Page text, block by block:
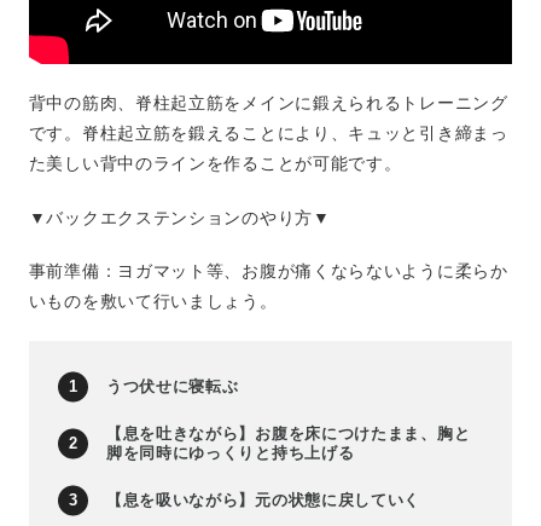
背中の筋肉、脊柱起立筋をメインに鍛えられるトレーニング
です。脊柱起立筋を鍛えることにより、キュッと引き締まっ
た美しい背中のラインを作ることが可能です。
▼バックエクステンションのやり方▼
事前準備：ヨガマット等、お腹が痛くならないように柔らか
いものを敷いて行いましょう。
うつ伏せに寝転ぶ
【息を吐きながら】お腹を床につけたまま、胸と
脚を同時にゆっくりと持ち上げる
【息を吸いながら】元の状態に戻していく